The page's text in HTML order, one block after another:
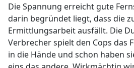
Die Spannung erreicht gute
darin begründet liegt, dass die
Ermittlungsarbeit ausfällt. Die
Verbrecher spielt den Cops das
in die Hände und schon haben